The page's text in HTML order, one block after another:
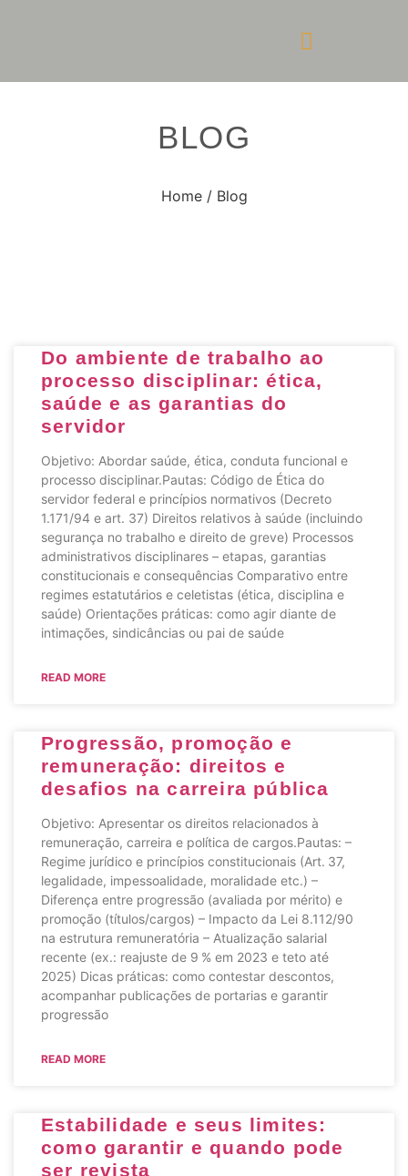
BLOG
Home / Blog
Do ambiente de trabalho ao
processo disciplinar: ética,
saúde e as garantias do
servidor
Objetivo: Abordar saúde, ética, conduta funcional e
processo disciplinar.Pautas: Código de Ética do
servidor federal e princípios normativos (Decreto
1.171/94 e art. 37) Direitos relativos à saúde (incluindo
segurança no trabalho e direito de greve) Processos
administrativos disciplinares – etapas, garantias
constitucionais e consequências Comparativo entre
regimes estatutários e celetistas (ética, disciplina e
saúde) Orientações práticas: como agir diante de
intimações, sindicâncias ou pai de saúde
READ MORE
Progressão, promoção e
remuneração: direitos e
desafios na carreira pública
Objetivo: Apresentar os direitos relacionados à
remuneração, carreira e política de cargos.Pautas: –
Regime jurídico e princípios constitucionais (Art. 37,
legalidade, impessoalidade, moralidade etc.) –
Diferença entre progressão (avaliada por mérito) e
promoção (títulos/cargos) – Impacto da Lei 8.112/90
na estrutura remuneratória – Atualização salarial
recente (ex.: reajuste de 9 % em 2023 e teto até
2025) Dicas práticas: como contestar descontos,
acompanhar publicações de portarias e garantir
progressão
READ MORE
Estabilidade e seus limites:
como garantir e quando pode
ser revista